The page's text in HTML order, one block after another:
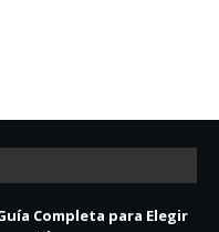
Completa para Elegir